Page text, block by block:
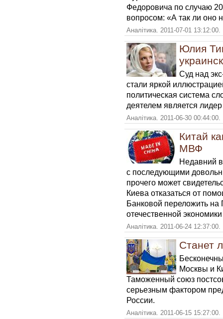
Федоровича по случаю
вопросом: «А так ли оно
Аналітика. 2011-07-01
Юлия
Суд над
стали яркой
политическая система
деятелем является
Аналітика. 2011-06-30
Китай
МВФ
Недавний
с последующими
прочего может
Киева отказаться от
Банковой переложить
отечественной
Аналітика. 2011-06-24
Станет
Москвы и
Таможенный союз
серьезным фактором
России.
Аналітика. 2011-06-15